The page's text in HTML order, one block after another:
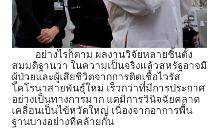
อย่างไรก็ตาม ผลงานวิจัยหลายชิ้นตั้ง
สมมติฐานว่า ในความเป็นจริงแล้วสหรัฐอาจมี
ผู้ป่วยและผู้เสียชีวิตจากการติดเชื้อไวรัส
โคโรนาสายพันธุ์ใหม่ เร็วกว่าที่มีการประกาศ
อย่างเป็นทางการมาก แต่มีการวินิจฉัยคลาด
เคลื่อนเป็นไข้หวัดใหญ่ เนื่องจากอาการพื้น
ฐานบางอย่างที่คล้ายกัน